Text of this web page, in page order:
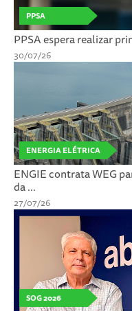
PPSA
PPSA espera realizar
30/07/26
ENERGIA ELÉTRICA
ENGIE contrata WEG
da ...
27/07/26
SOG 2026